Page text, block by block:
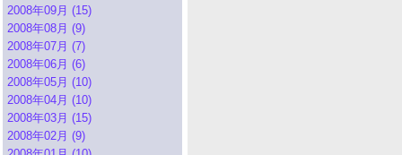
2008年09月 (15)
2008年08月 (9)
2008年07月 (7)
2008年06月 (6)
2008年05月 (10)
2008年04月 (10)
2008年03月 (15)
2008年02月 (9)